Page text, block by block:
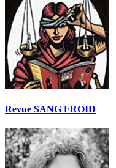
Revue SANG FROID